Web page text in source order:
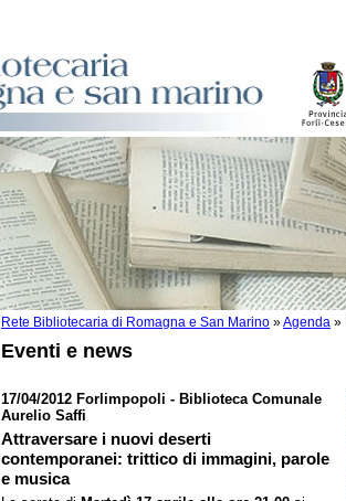
Rete Bibliotecaria di Romagna e San Marino »Agenda »
Eventi e news
17/04/2012 Forlimpopoli - Biblioteca Comunale
Aurelio Saffi
Attraversare i nuovi deserti
contemporanei: trittico di immagini, parole
e musica